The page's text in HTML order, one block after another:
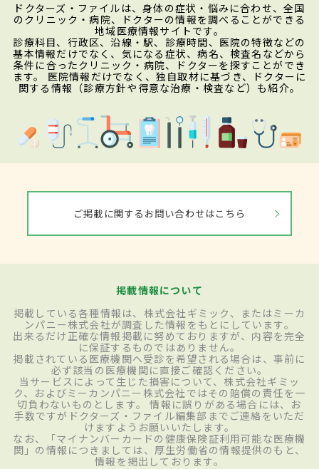
ドクターズ・ファイルは、身体の症状・悩みに合わせ、全国
のクリニック・病院、ドクターの情報を調べることができる
地域医療情報サイトです。
診療科目、行政区、沿線・駅、診療時間、医院の特徴などの
基本情報だけでなく、気になる症状、病名、検査名などから
条件に合ったクリニック・病院、ドクターを探すことができ
ます。 医院情報だけでなく、独自取材に基づき、ドクターに
関する情報（診療方針や得意な治療・検査など）も紹介。
ご掲載に関するお問い合わせはこちら
掲載情報について
掲載している各種情報は、株式会社ギミック、またはミーカ
ンパニー株式会社が調査した情報をもとにしています。
出来るだけ正確な情報掲載に努めておりますが、内容を完全
に保証するものではありません。
掲載されている医療機関へ受診を希望される場合は、事前に
必ず該当の医療機関に直接ご確認ください。
当サービスによって生じた損害について、株式会社ギミッ
ク、およびミーカンパニー株式会社ではその賠償の責任を一
切負わないものとします。 情報に誤りがある場合には、お
手数ですがドクターズ・ファイル編集部までご連絡をいただ
けますようお願いいたします。
なお、「マイナンバーカードの健康保険証利用可能な医療機
関」の情報につきましては、厚生労働省の情報提供のもと、
情報を掲出しております。